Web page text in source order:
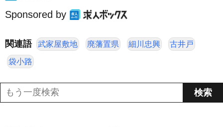
Sponsored by
関連語 武家屋敷地 廃藩置県 細川忠興 古井戸
袋小路